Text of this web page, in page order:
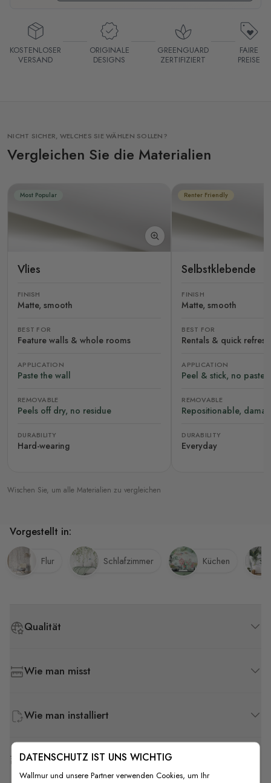
KOSTENLOSER
VERSAND
ORIGINALE
DESIGNS
GREENGUARD
ZERTIFIZIERT
FAIRE
PREISE
NICHT SICHER, WELCHES SIE WÄHLEN SOLLEN?
Vergleichen Sie die Materialien
Most Popular
Vlies
FINISH
Matte, smooth
BEST FOR
Feature walls & whole rooms
APPLICATION
Paste the wall
REMOVABLE
Peels off dry, no residue
DURABILITY
Hard-wearing
Renter Friendly
Selbstklebende
FINISH
Matte, smooth
BEST FOR
Rentals & quick
APPLICATION
Peel & stick, no paste
REMOVABLE
Repositionable,
DURABILITY
Everyday
Wischen Sie, um alle Materialien zu vergleichen
Qualität
Wie man misst
Wie man installiert
Versand & Rückgabe
Vorgestellt in:
Flur Schlafzimmer Küchen
DATENSCHUTZ IST UNS WICHTIG
Wallmur und unsere Partner verwenden Cookies, um Ihr